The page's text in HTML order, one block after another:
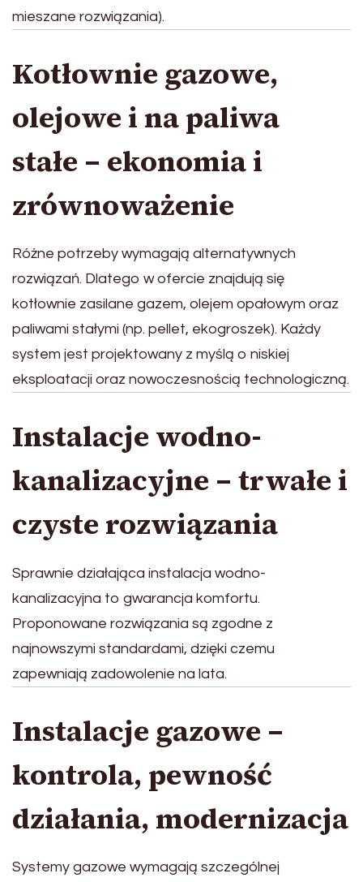
mieszane rozwiązania).
Kotłownie gazowe,
olejowe i na paliwa
stałe – ekonomia i
zrównoważenie
Różne potrzeby wymagają alternatywnych
rozwiązań. Dlatego w ofercie znajdują się
kotłownie zasilane gazem, olejem opałowym oraz
paliwami stałymi (np. pellet, ekogroszek). Każdy
system jest projektowany z myślą o niskiej
eksploatacji oraz nowoczesnością technologiczną.
Instalacje wodno-
kanalizacyjne – trwałe i
czyste rozwiązania
Sprawnie działająca instalacja wodno-
kanalizacyjna to gwarancja komfortu.
Proponowane rozwiązania są zgodne z
najnowszymi standardami, dzięki czemu
zapewniają zadowolenie na lata.
Instalacje gazowe –
kontrola, pewność
działania, modernizacja
Systemy gazowe wymagają szczególnej